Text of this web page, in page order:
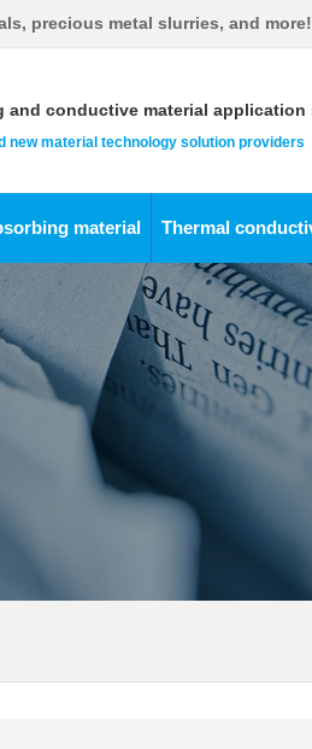
precious metal slurries, and more!
conductive material
new material technology solution providers
material Thermal